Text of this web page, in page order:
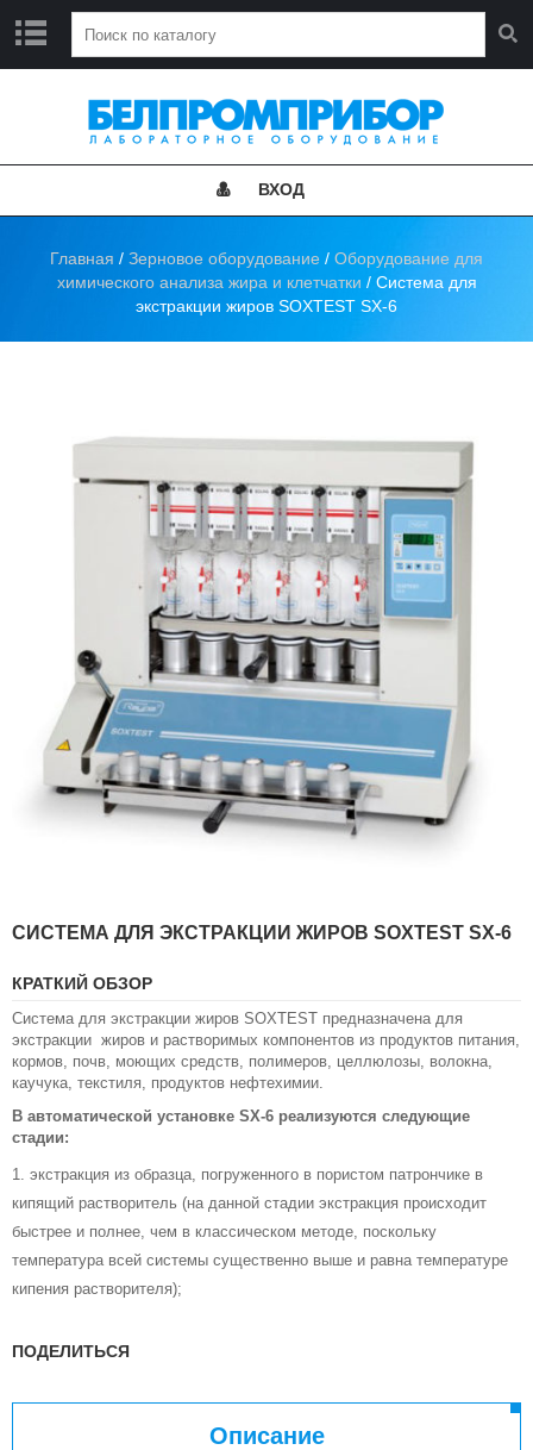
В
О
Т
ВХОД
Главная / Зерновое оборудование / Оборудование для
химического анализа жира и клетчатки / Система для
экстракции жиров SOXTEST SX-6
СИСТЕМА ДЛЯ ЭКСТРАКЦИИ ЖИРОВ SOXTEST SX-6
КРАТКИЙ ОБЗОР
Система для экстракции жиров SOXTEST предназначена для
экстракции жиров и растворимых компонентов из продуктов питания,
кормов, почв, моющих средств, полимеров, целлюлозы, волокна,
каучука, текстиля, продуктов нефтехимии.
В автоматической установке SX-6 реализуются следующие
стадии:
экстракция из образца, погруженного в пористом патрончике в
кипящий растворитель (на данной стадии экстракция происходит
быстрее и полнее, чем в классическом методе, поскольку
температура всей системы существенно выше и равна температуре
кипения растворителя);
ПОДЕЛИТЬСЯ
Описание